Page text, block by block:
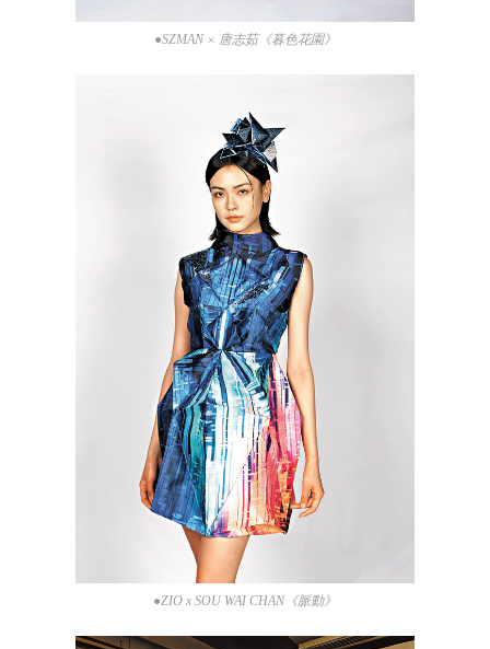
●SZMAN × 唐志茹《暮色花園》
●ZIO x SOU WAI CHAN《脈動》